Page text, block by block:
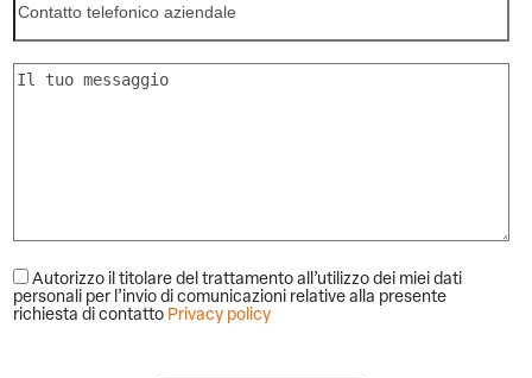
Autorizzo il titolare del trattamento all’utilizzo dei miei dati
personali per l’invio di comunicazioni relative alla presente
richiesta di contatto Privacy policy